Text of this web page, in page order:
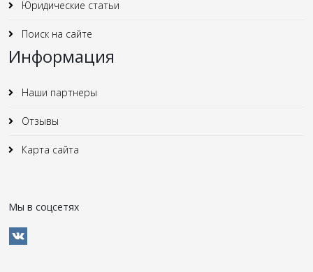
Юридические статьи
Поиск на сайте
Информация
Наши партнеры
Отзывы
Карта сайта
Мы в соцсетях